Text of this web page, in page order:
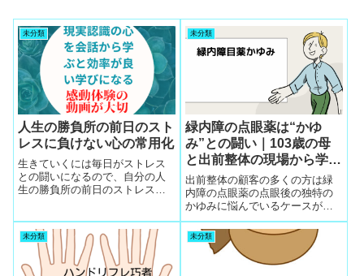
未分類
人生の勝負所の前日のスト
レスに負けない心の常用化
生きていくには毎日がストレス
との闘いになるので、自分の人
生の勝負所の前日のストレスに
現実感で心の常用化を
未分類
緑内障の点眼薬は“かゆ
み”との闘い｜103歳の母
と出前整体の現場から学ん
だ「副作用との付き合い
方」
出前整体の顧客の多くの方は緑
内障の点眼薬の点眼後の独特の
かゆみに悩んでいるケースが多
いです。このかゆみで強く掻い
たりこすったりして目の周りの
皮膚が赤くなって困っていま
す。眼科医から処方された軟膏
未分類 未分類